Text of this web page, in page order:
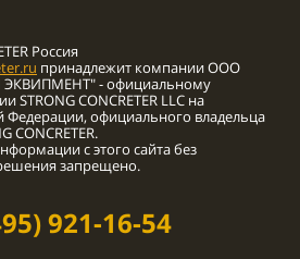
Россия
принадлежит компании ООО
- официальному
STRONG CONCRETER LLC на
Федерации, официального владельца
CONCRETER.
с этого сайта без
запрещено.
921-16-54